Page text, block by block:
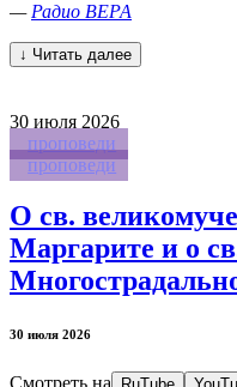
— Радио ВЕРА
↓ Читать далее
30 июля 2026
проповеди
проповеди
О св.
Маргарите и о
30 июля 2026